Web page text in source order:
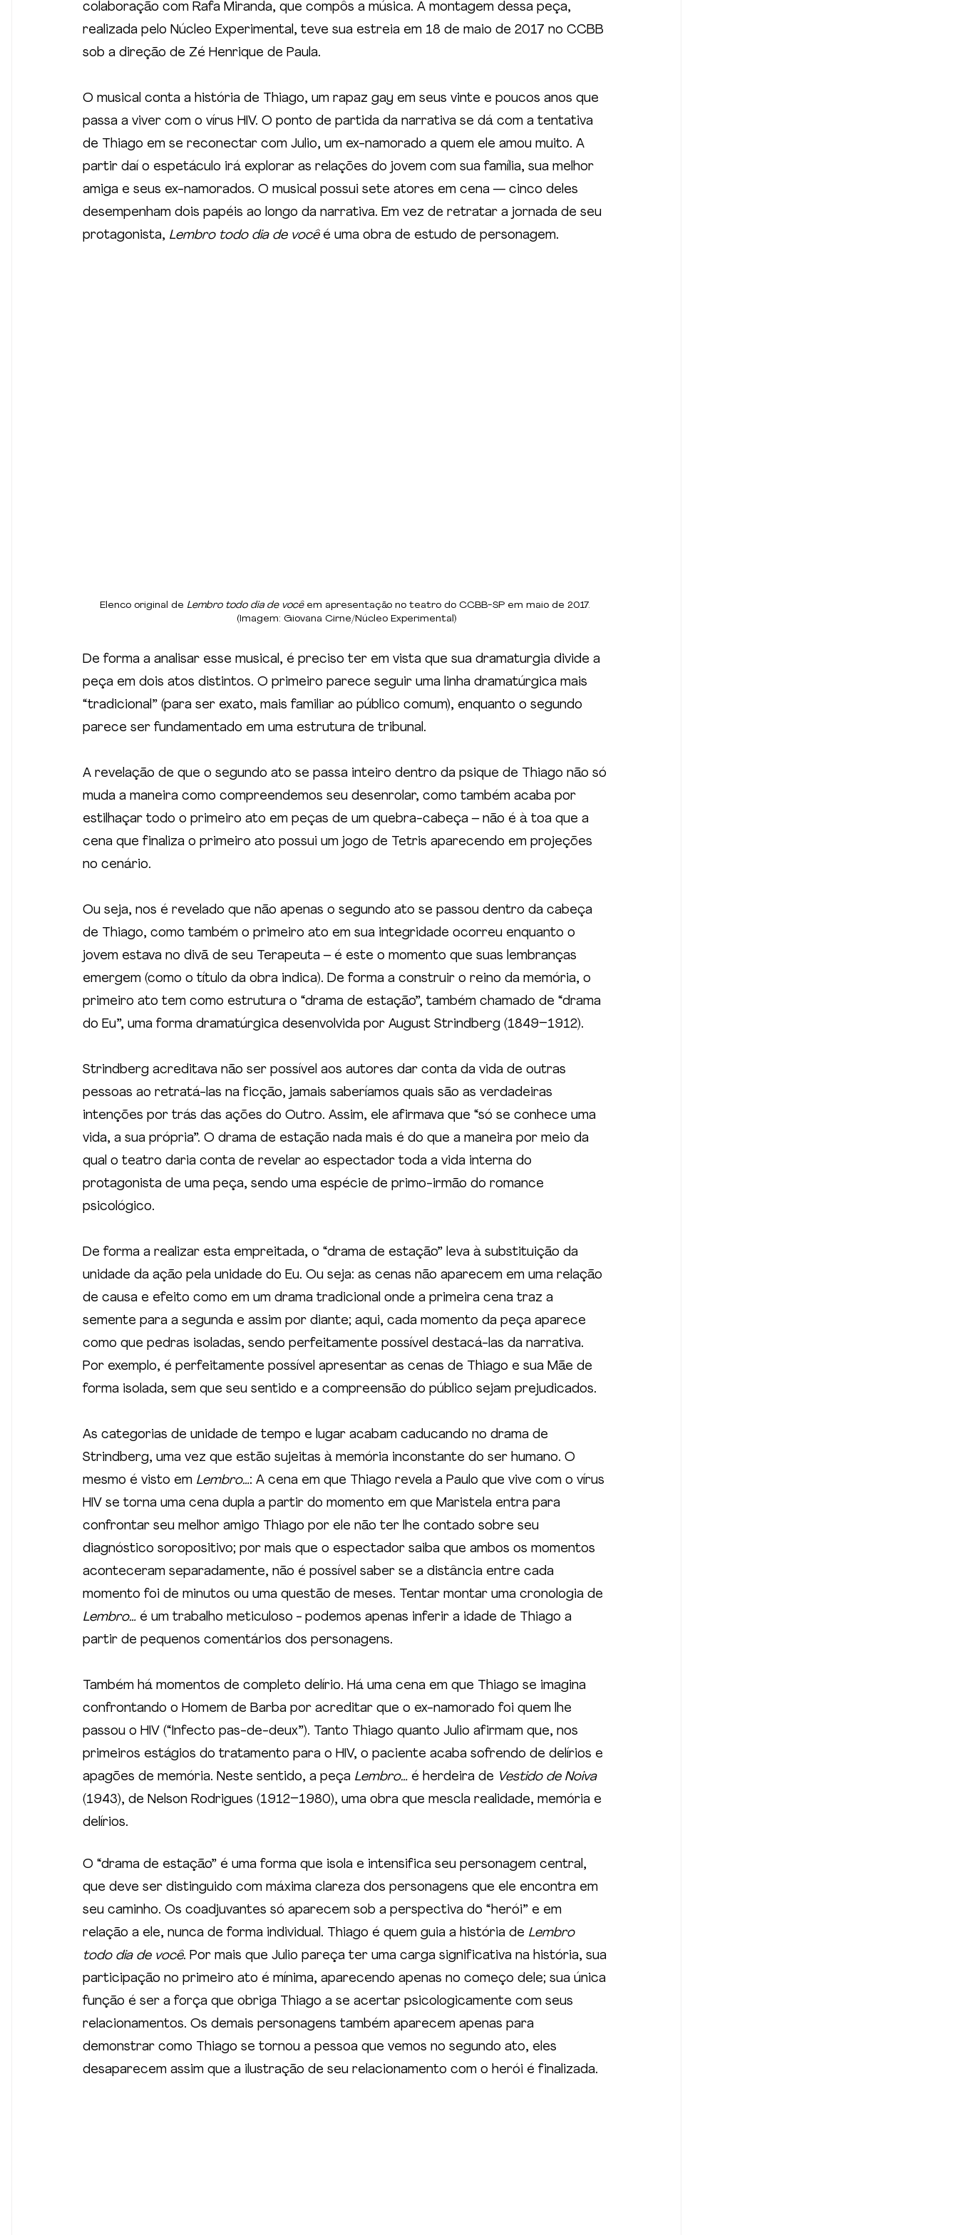
colaboração com Rafa Miranda, que compôs a música. A montagem dessa peça,
realizada pelo Núcleo Experimental, teve sua estreia em 18 de maio de 2017 no CCBB
sob a direção de Zé Henrique de Paula.
O musical conta a história de Thiago, um rapaz gay em seus vinte e poucos anos que
passa a viver com o vírus HIV. O ponto de partida da narrativa se dá com a tentativa
de Thiago em se reconectar com Julio, um ex-namorado a quem ele amou muito. A
partir daí o espetáculo irá explorar as relações do jovem com sua família, sua melhor
amiga e seus ex-namorados. O musical possui sete atores em cena — cinco deles
desempenham dois papéis ao longo da narrativa. Em vez de retratar a jornada de seu
protagonista, Lembro todo dia de você é uma obra de estudo de personagem.
Elenco original de Lembro todo dia de você em apresentação no teatro do CCBB-SP em maio de 2017.
(Imagem: Giovana Cirne/Núcleo Experimental)
De forma a analisar esse musical, é preciso ter em vista que sua dramaturgia divide a
peça em dois atos distintos. O primeiro parece seguir uma linha dramatúrgica mais
“tradicional” (para ser exato, mais familiar ao público comum), enquanto o segundo
parece ser fundamentado em uma estrutura de tribunal.
A revelação de que o segundo ato se passa inteiro dentro da psique de Thiago não só
muda a maneira como compreendemos seu desenrolar, como também acaba por
estilhaçar todo o primeiro ato em peças de um quebra-cabeça – não é à toa que a
cena que finaliza o primeiro ato possui um jogo de Tetris aparecendo em projeções
no cenário.
Ou seja, nos é revelado que não apenas o segundo ato se passou dentro da cabeça
de Thiago, como também o primeiro ato em sua integridade ocorreu enquanto o
jovem estava no divã de seu Terapeuta – é este o momento que suas lembranças
emergem (como o título da obra indica). De forma a construir o reino da memória, o
primeiro ato tem como estrutura o “drama de estação”, também chamado de “drama
do Eu”, uma forma dramatúrgica desenvolvida por August Strindberg (1849–1912).
Strindberg acreditava não ser possível aos autores dar conta da vida de outras
pessoas ao retratá-las na ficção, jamais saberíamos quais são as verdadeiras
intenções por trás das ações do Outro. Assim, ele afirmava que “só se conhece uma
vida, a sua própria”. O drama de estação nada mais é do que a maneira por meio da
qual o teatro daria conta de revelar ao espectador toda a vida interna do
protagonista de uma peça, sendo uma espécie de primo-irmão do romance
psicológico.
De forma a realizar esta empreitada, o “drama de estação” leva à substituição da
unidade da ação pela unidade do Eu. Ou seja: as cenas não aparecem em uma relação
de causa e efeito como em um drama tradicional onde a primeira cena traz a
semente para a segunda e assim por diante; aqui, cada momento da peça aparece
como que pedras isoladas, sendo perfeitamente possível destacá-las da narrativa.
Por exemplo, é perfeitamente possível apresentar as cenas de Thiago e sua Mãe de
forma isolada, sem que seu sentido e a compreensão do público sejam prejudicados.
As categorias de unidade de tempo e lugar acabam caducando no drama de
Strindberg, uma vez que estão sujeitas à memória inconstante do ser humano. O
mesmo é visto em Lembro…: A cena em que Thiago revela a Paulo que vive com o vírus
HIV se torna uma cena dupla a partir do momento em que Maristela entra para
confrontar seu melhor amigo Thiago por ele não ter lhe contado sobre seu
diagnóstico soropositivo; por mais que o espectador saiba que ambos os momentos
aconteceram separadamente, não é possível saber se a distância entre cada
momento foi de minutos ou uma questão de meses. Tentar montar uma cronologia de
Lembro… é um trabalho meticuloso - podemos apenas inferir a idade de Thiago a
partir de pequenos comentários dos personagens.
Também há momentos de completo delírio. Há uma cena em que Thiago se imagina
confrontando o Homem de Barba por acreditar que o ex-namorado foi quem lhe
passou o HIV (“Infecto pas-de-deux”). Tanto Thiago quanto Julio afirmam que, nos
primeiros estágios do tratamento para o HIV, o paciente acaba sofrendo de delírios e
apagões de memória. Neste sentido, a peça Lembro… é herdeira de Vestido de Noiva
(1943), de Nelson Rodrigues (1912–1980), uma obra que mescla realidade, memória e
delírios.
O “drama de estação” é uma forma que isola e intensifica seu personagem central,
que deve ser distinguido com máxima clareza dos personagens que ele encontra em
seu caminho. Os coadjuvantes só aparecem sob a perspectiva do “herói” e em
relação a ele, nunca de forma individual. Thiago é quem guia a história de Lembro
todo dia de você. Por mais que Julio pareça ter uma carga significativa na história, sua
participação no primeiro ato é mínima, aparecendo apenas no começo dele; sua única
função é ser a força que obriga Thiago a se acertar psicologicamente com seus
relacionamentos. Os demais personagens também aparecem apenas para
demonstrar como Thiago se tornou a pessoa que vemos no segundo ato, eles
desaparecem assim que a ilustração de seu relacionamento com o herói é finalizada.